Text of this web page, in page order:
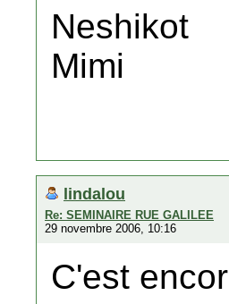
Neshikot
Mimi
lindalou
Re: SEMINAIRE RUE GALILEE
29 novembre 2006, 10:16
C'est